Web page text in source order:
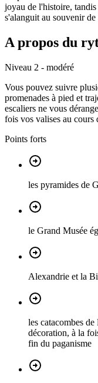
joyau de l'histoire,
s'alanguit au souvenir de
A propos du
Niveau 2 - modéré
Vous pouvez suivre
promenades à pied et
escaliers ne vous
fois vos valises au cours
Points forts
les pyramides de
le Grand Musée
Alexandrie et la
les catacombes
décoration, à la
fin du paganisme